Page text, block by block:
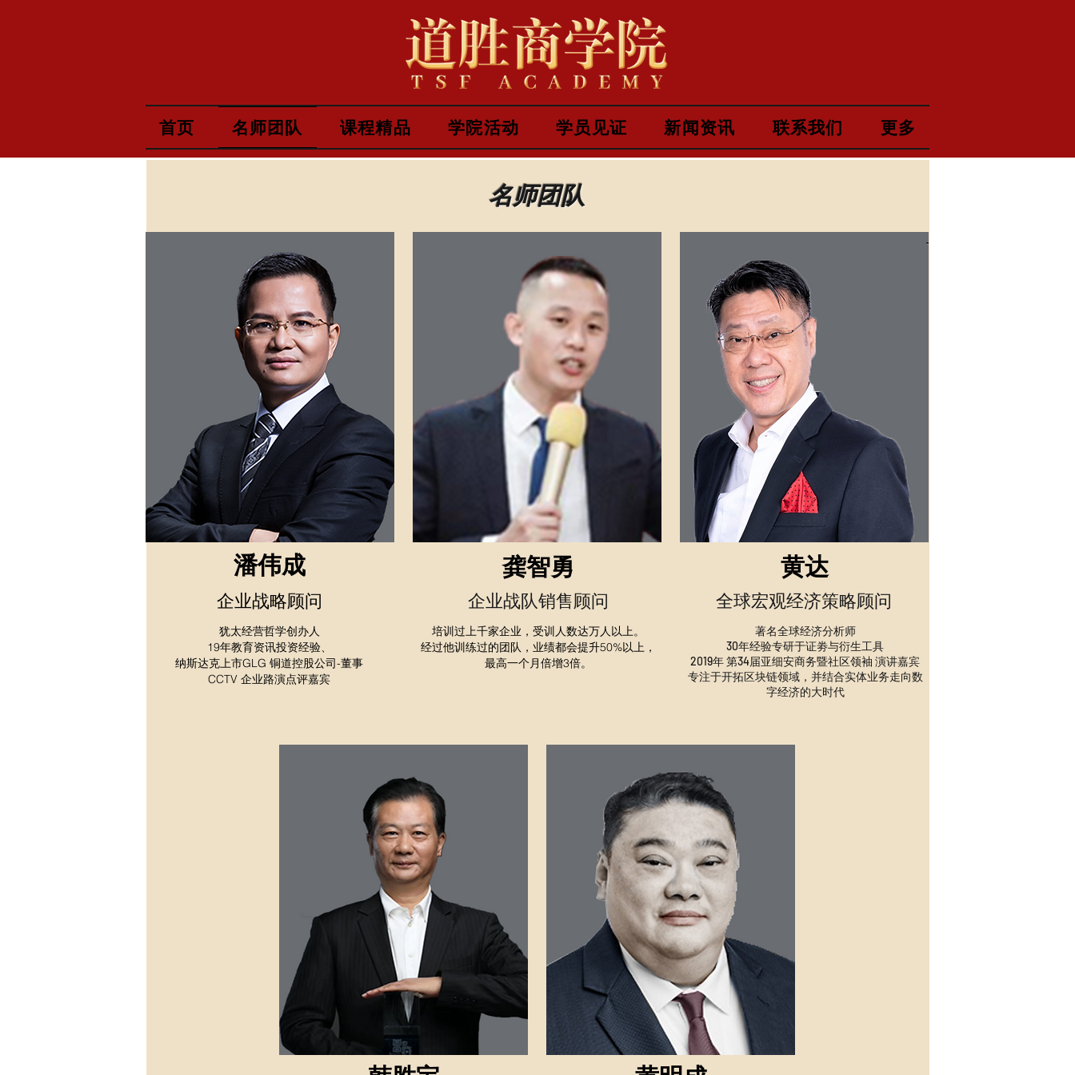
首页 名师团队 课程精品 学院活动 学员见证 新闻资讯 联系我们 更多
名师团队
企业战略顾问
犹太经营哲学创办人
19年教育资讯投资经验、
纳斯达克上市GLG 铜道控股公司-董事
​CCTV 企业路演点评嘉宾
潘伟成
企业战队销售顾问
​培训过上千家企业，受训人数达万人以上。
经过他训练过的团队，业绩都会提升50%以上，
最高一个月倍增3倍。
龚智勇 黄达
全球宏观经济策略顾问
著名全球经济分析师
30年经验专研于证劵与衍生工具
2019年 第34届亚细安商务暨社区领袖 演讲嘉宾
​专注于开拓区块链领域，并结合实体业务走向数
字经济的大时代